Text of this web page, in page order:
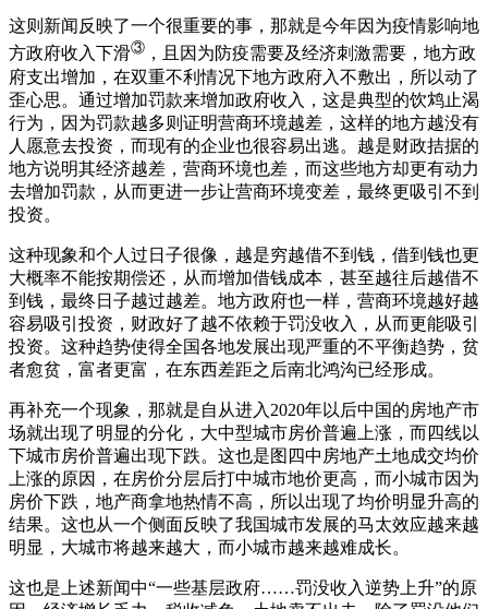
这则新闻反映了一个很重要的事，那就是今年因为疫情影响地
方政府收入下滑③ ，且因为防疫需要及经济刺激需要，地方政
府支出增加，在双重不利情况下地方政府入不敷出，所以动了
歪心思。通过增加罚款来增加政府收入，这是典型的饮鸩止渴
行为，因为罚款越多则证明营商环境越差，这样的地方越没有
人愿意去投资，而现有的企业也很容易出逃。越是财政拮据的
地方说明其经济越差，营商环境也差，而这些地方却更有动力
去增加罚款，从而更进一步让营商环境变差，最终更吸引不到
投资。
这种现象和个人过日子很像，越是穷越借不到钱，借到钱也更
大概率不能按期偿还，从而增加借钱成本，甚至越往后越借不
到钱，最终日子越过越差。地方政府也一样，营商环境越好越
容易吸引投资，财政好了越不依赖于罚没收入，从而更能吸引
投资。这种趋势使得全国各地发展出现严重的不平衡趋势，贫
者愈贫，富者更富，在东西差距之后南北鸿沟已经形成。
再补充一个现象，那就是自从进入2020年以后中国的房地产市
场就出现了明显的分化，大中型城市房价普遍上涨，而四线以
下城市房价普遍出现下跌。这也是图四中房地产土地成交均价
上涨的原因，在房价分层后打中城市地价更高，而小城市因为
房价下跌，地产商拿地热情不高，所以出现了均价明显升高的
结果。这也从一个侧面反映了我国城市发展的马太效应越来越
明显，大城市将越来越大，而小城市越来越难成长。
这也是上述新闻中“一些基层政府……罚没收入逆势上升”的原